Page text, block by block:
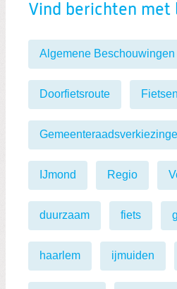
Vind berichten met
Algemene Beschouwingen
Doorfietsroute Fietsen
IJmond Regio
duurzaam fiets
haarlem ijmuiden